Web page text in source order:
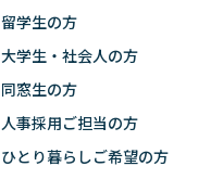
留学生の方
大学生・社会人の方
同窓生の方
人事採用ご担当の方
ひとり暮らしご希望の方